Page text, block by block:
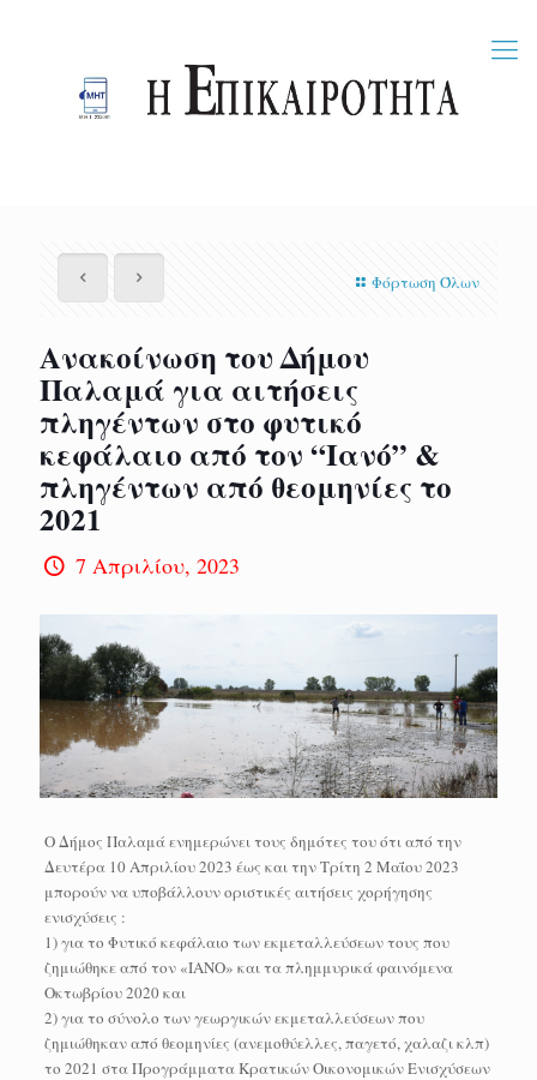
Φόρτωση Όλων
Ανακοίνωση του Δήμου
Παλαμά για αιτήσεις
πληγέντων στο φυτικό
κεφάλαιο από τον “Ιανό” &
πληγέντων από θεομηνίες το
2021
7 Απριλίου, 2023
Ο Δήμος Παλαμά ενημερώνει τους δημότες του ότι από την
Δευτέρα 10 Απριλίου 2023 έως και την Τρίτη 2 Μαΐου 2023
μπορούν να υποβάλλουν οριστικές αιτήσεις χορήγησης
ενισχύσεις :
1) για το Φυτικό κεφάλαιο των εκμεταλλεύσεων τους που
ζημιώθηκε από τον «ΙΑΝΟ» και τα πλημμυρικά φαινόμενα
Οκτωβρίου 2020 και
2) για το σύνολο των γεωργικών εκμεταλλεύσεων που
ζημιώθηκαν από θεομηνίες (ανεμοθύελλες, παγετό, χαλαζι κλπ)
το 2021 στα Προγράμματα Κρατικών Οικονομικών Ενισχύσεων